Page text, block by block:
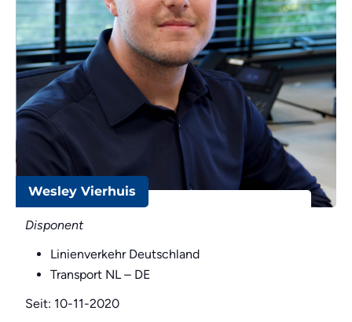
Wesley Vierhuis
Disponent
Linienverkehr Deutschland
Transport NL – DE
Seit: 10-11-2020